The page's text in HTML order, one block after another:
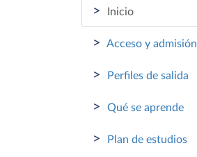
> Inicio
> Acceso y admisión
> Perfiles de salida
> Qué se aprende
> Plan de estudios